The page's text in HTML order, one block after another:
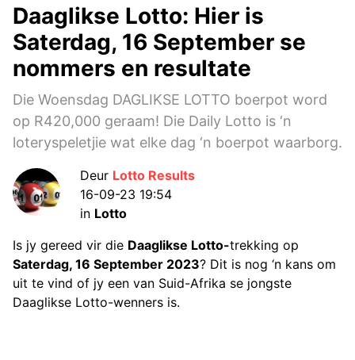
Daaglikse Lotto: Hier is
Saterdag, 16 September se
nommers en resultate
Die Woensdag DAGLIKSE LOTTO boerpot word
op R420,000 geraam! Die Daily Lotto is ‘n
loteryspeletjie wat elke dag ‘n boerpot waarborg.
Deur Lotto Results
16-09-23 19:54
in Lotto
Is jy gereed vir die Daaglikse Lotto-trekking op
Saterdag, 16 September 2023? Dit is nog ‘n kans om
uit te vind of jy een van Suid-Afrika se jongste
Daaglikse Lotto-wenners is.